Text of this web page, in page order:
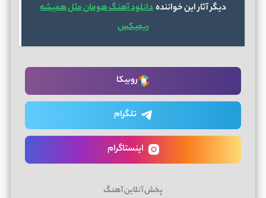
دیگر آثار این خوانندهدانلود آهنگ هومان مثل همیشه
ریمیکس
روبیکا
تلگرام
اینستاگرام
پخش آنلاین آهنگ